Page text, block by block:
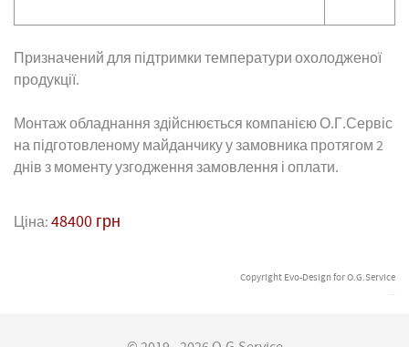
Призначений для підтримки температури охолодженої
продукції.
Монтаж обладнання здійснюється компанією О.Г.Сервіс
на підготовленому майданчику у замовника протягом 2
днів з моменту узгодження замовлення і оплати.
Ціна: 48400 грн
Copyright Evo-Design for O.G.Service